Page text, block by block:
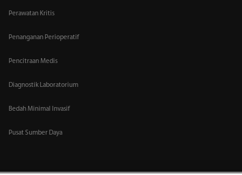
Perawatan Kritis
Penanganan Perioperatif
Pencitraan Medis
Diagnostik Laboratorium
Bedah Minimal Invasif
Pusat Sumber Daya